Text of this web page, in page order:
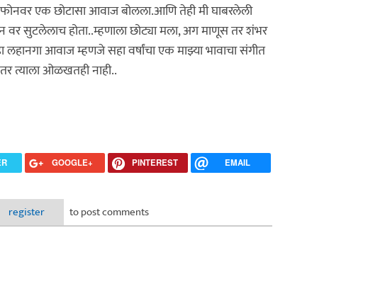
एक छोटासा आवाज बोलला.आणि तेही मी घाबरलेली
सुटलेलाच होता..म्हणाला छोट्या मला, अग माणूस तर शंभर
आवाज म्हणजे सहा वर्षांचा एक माझ्या भावाचा संगीत
त्याला ओळखतही नाही..
GOOGLE+ PINTEREST EMAIL
register to post comments